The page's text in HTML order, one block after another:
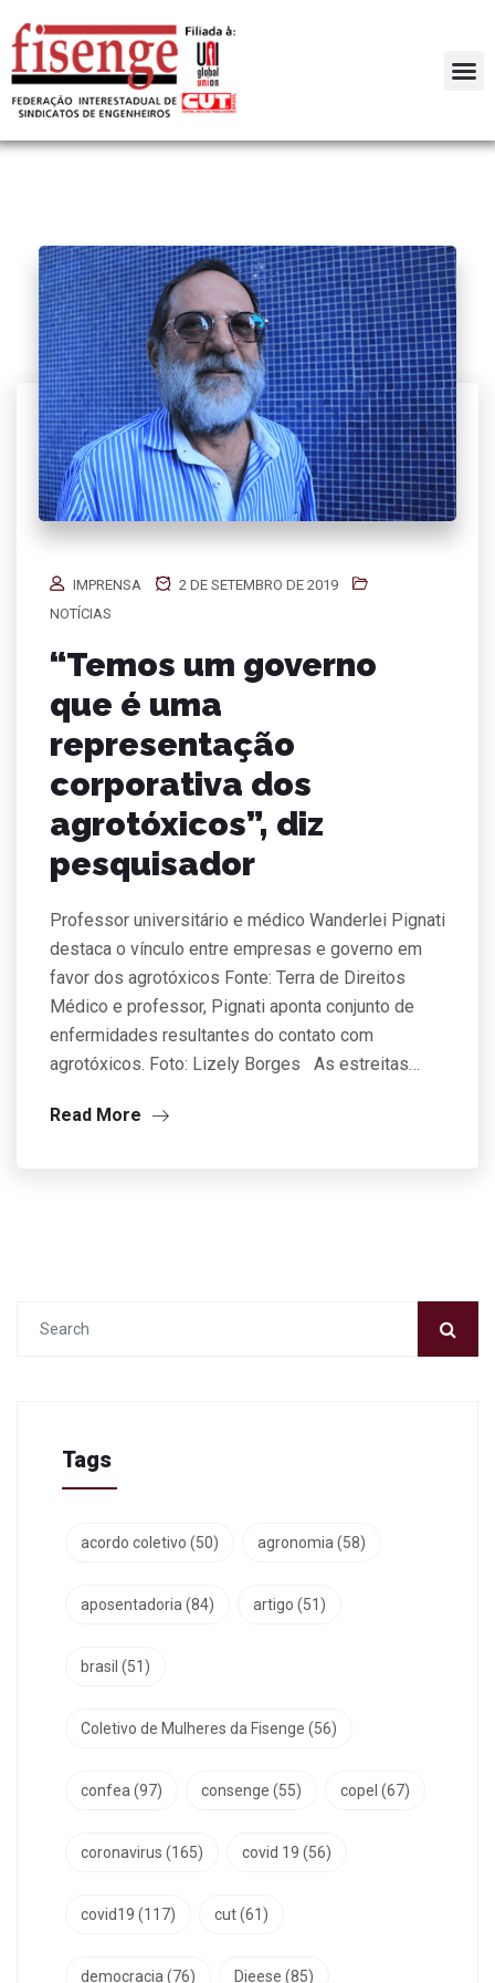
IMPRENSA
2 DE SETEMBRO DE 2019
NOTÍCIAS
“Temos um governo
que é uma
representação
corporativa dos
agrotóxicos”, diz
pesquisador
Professor universitário e médico Wanderlei Pignati
destaca o vínculo entre empresas e governo em
favor dos agrotóxicos Fonte: Terra de Direitos
Médico e professor, Pignati aponta conjunto de
enfermidades resultantes do contato com
agrotóxicos. Foto: Lizely Borges As estreitas…
Read More
Tags
acordo coletivo (50) agronomia (58)
aposentadoria (84) artigo (51)
brasil (51)
Coletivo de Mulheres da Fisenge (56)
confea (97) consenge (55) copel (67)
coronavirus (165) covid 19 (56)
covid19 (117) cut(61)
democracia (76) Dieese (85)